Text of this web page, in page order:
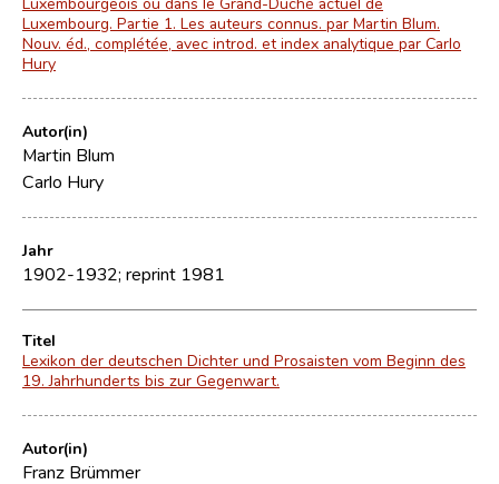
Luxembourg. Partie 1. Les auteurs connus. par Martin Blum.
Nouv. éd., complétée, avec introd. et index analytique par Carlo
Hury
Autor(in)
Martin Blum
Carlo Hury
Jahr
1902-1932; reprint 1981
Titel
Lexikon der deutschen Dichter und Prosaisten vom Beginn des
19. Jahrhunderts bis zur Gegenwart.
Autor(in)
Franz Brümmer